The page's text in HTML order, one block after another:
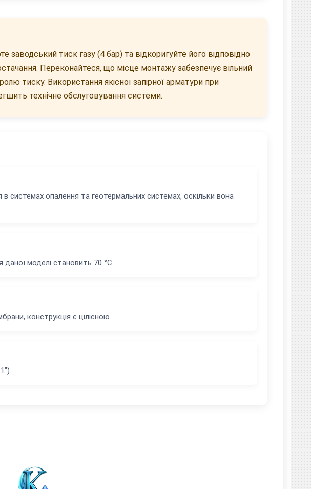
тиск газу (4 бар) та відкоригуйте його відповідно
Переконайтеся, що місце монтажу забезпечує вільний
тиску. Використання якісної запірної арматури при
технічне обслуговування системи.
системах опалення та геотермальних системах, оскільки вона
моделі становить 70 °C.
конструкція є цілісною.